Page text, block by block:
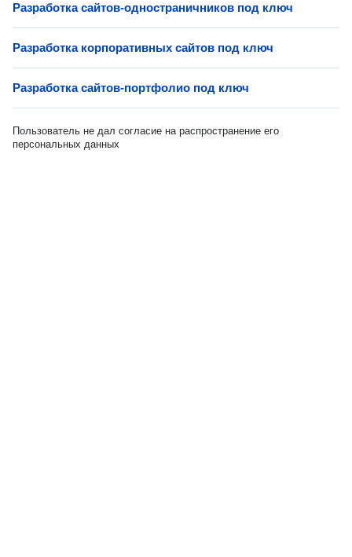
Разработка сайтов-одностраничников под ключ
Разработка корпоративных сайтов под ключ
Разработка сайтов-портфолио под ключ
Пользователь не дал согласие на распространение его
персональных данных